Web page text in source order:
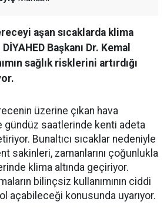
aşan sıcaklarda klima
Başkanı Dr. Kemal
sağlık risklerini artırdığı
üzerine çıkan hava
gündüz saatlerinde kenti adeta
Bunaltıcı sıcaklar nedeniyle
sakinleri, zamanlarını çoğunlukla
klima altında geçiriyor.
bilinçsiz kullanımının ciddi
açabileceği konusunda uyarıyor.